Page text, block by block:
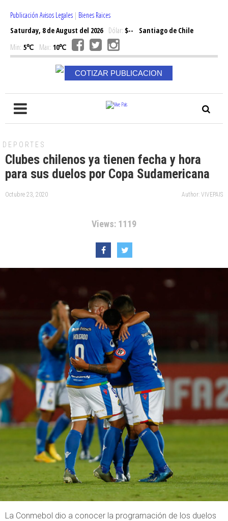
Publicación Avisos Legales | Bienes Raices
Saturday, 8 de August del 2026Dólar: $--
Santiago de Chile
Min: 5℃ Max: 10℃
COTIZAR PUBLICACION
DEPORTES
Clubes chilenos ya tienen fecha y hora
para sus duelos por Copa Sudamericana
Octubre 23, 2020 Author: VIVEPAIS
Views: 1119
La Conmebol dio a conocer la programación de los duelos